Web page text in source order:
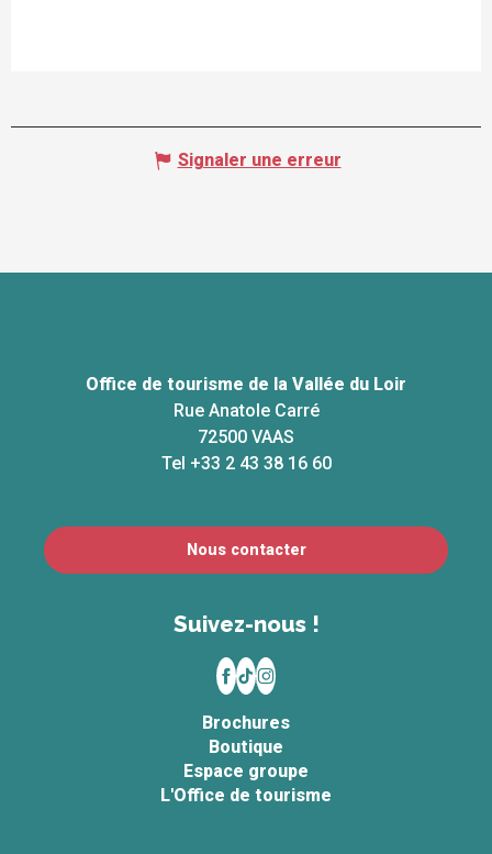
Signaler une erreur
Office de tourisme de la Vallée du Loir
Rue Anatole Carré
72500 VAAS
Tel +33 2 43 38 16 60
Nous contacter
Suivez-nous !
Brochures
Boutique
Espace groupe
L'Office de tourisme